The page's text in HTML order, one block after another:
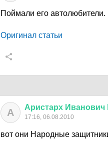
Поймали его
Оригинал статьи
А Аристарх Иванович
17:16, 06.08.2010
вот они Народные